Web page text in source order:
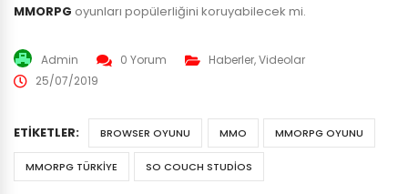
MMORPG oyunları popülerliğini koruyabilecek mi.
Admin 0 Yorum Haberler,Videolar
25/07/2019
ETIKETLER: BROWSER OYUNU MMO MMORPG OYUNU
MMORPG TÜRKIYE SO COUCH STUDIOS